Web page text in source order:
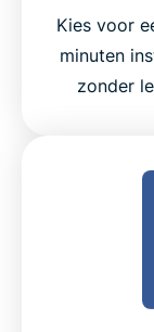
Kies voor
minuten
zonder